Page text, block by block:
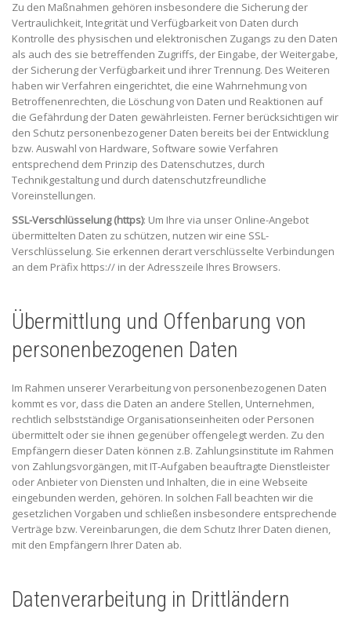
Zu den Maßnahmen gehören insbesondere die Sicherung der
Vertraulichkeit, Integrität und Verfügbarkeit von Daten durch
Kontrolle des physischen und elektronischen Zugangs zu den Daten
als auch des sie betreffenden Zugriffs, der Eingabe, der Weitergabe,
der Sicherung der Verfügbarkeit und ihrer Trennung. Des Weiteren
haben wir Verfahren eingerichtet, die eine Wahrnehmung von
Betroffenenrechten, die Löschung von Daten und Reaktionen auf
die Gefährdung der Daten gewährleisten. Ferner berücksichtigen wir
den Schutz personenbezogener Daten bereits bei der Entwicklung
bzw. Auswahl von Hardware, Software sowie Verfahren
entsprechend dem Prinzip des Datenschutzes, durch
Technikgestaltung und durch datenschutzfreundliche
Voreinstellungen.
SSL-Verschlüsselung (https): Um Ihre via unser Online-Angebot
übermittelten Daten zu schützen, nutzen wir eine SSL-
Verschlüsselung. Sie erkennen derart verschlüsselte Verbindungen
an dem Präfix https:// in der Adresszeile Ihres Browsers.
Übermittlung und Offenbarung von
personenbezogenen Daten
Im Rahmen unserer Verarbeitung von personenbezogenen Daten
kommt es vor, dass die Daten an andere Stellen, Unternehmen,
rechtlich selbstständige Organisationseinheiten oder Personen
übermittelt oder sie ihnen gegenüber offengelegt werden. Zu den
Empfängern dieser Daten können z.B. Zahlungsinstitute im Rahmen
von Zahlungsvorgängen, mit IT-Aufgaben beauftragte Dienstleister
oder Anbieter von Diensten und Inhalten, die in eine Webseite
eingebunden werden, gehören. In solchen Fall beachten wir die
gesetzlichen Vorgaben und schließen insbesondere entsprechende
Verträge bzw. Vereinbarungen, die dem Schutz Ihrer Daten dienen,
mit den Empfängern Ihrer Daten ab.
Datenverarbeitung in Drittländern